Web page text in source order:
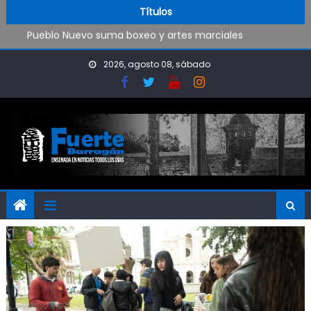
Títulos
Trabajos de mantenimiento y mejoras en la Isla Santiago
Pueblo Nuevo suma boxeo y artes marciales
OPINIÓN: ¿Hasta cuándo vamos a soportar todo esto?
2026, agosto 08, sábado